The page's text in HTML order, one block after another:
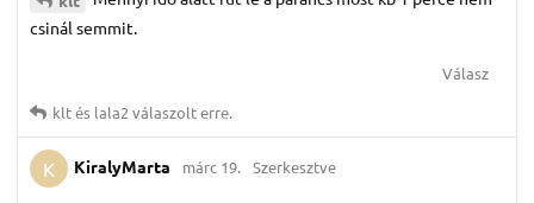
csinál semmit.
Válasz
kltés lala2 válaszolt erre.
K KiralyMarta márc 19. Szerkesztve